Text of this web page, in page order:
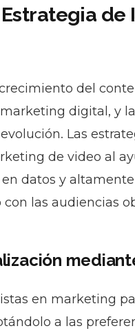
de
del
digital, y
Las
de video al
datos y
las audiencias
en marketing
a las